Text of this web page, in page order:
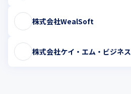
株式会社WealSoft
株式会社ケイ・エム・ビジネス